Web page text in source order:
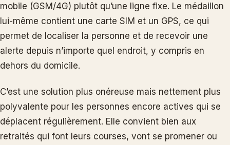
mobile (GSM/4G) plutôt qu’une ligne fixe. Le médaillon
lui-même contient une carte SIM et un GPS, ce qui
permet de localiser la personne et de recevoir une
alerte depuis n’importe quel endroit, y compris en
dehors du domicile.
C’est une solution plus onéreuse mais nettement plus
polyvalente pour les personnes encore actives qui se
déplacent régulièrement. Elle convient bien aux
retraités qui font leurs courses, vont se promener ou